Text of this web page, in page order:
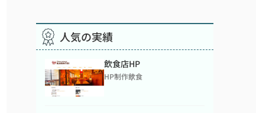
人気の実績
飲食店HP
HP制作飲食